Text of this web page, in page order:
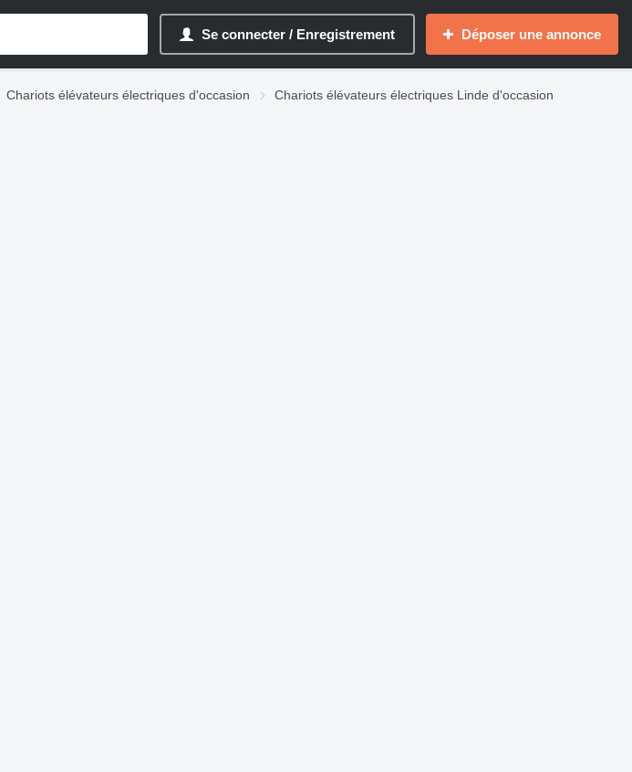
Se connecter / Enregistrement Déposer une annonce
Chariots élévateurs électriques d'occasion
Chariots élévateurs électriques Linde d'occasion